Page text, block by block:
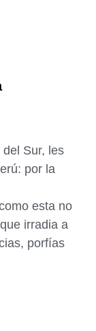
Sur, les
por la
esta no
irradia a
porfías